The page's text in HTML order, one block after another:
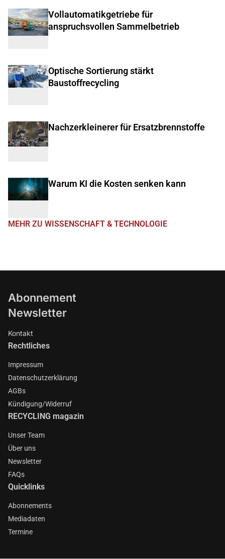
Vollautomatikgetriebe für
anspruchsvollen Sammelbetrieb
Optische Sortierung stärkt
Baustoffrecycling
Nachzerkleinerer für Ersatzbrennstoffe
Warum KI die Kosten senken kann
MEHR ZU WISSENSCHAFT & TECHNOLOGIE
Abonnement
Newsletter
Kontakt
Rechtliches
Impressum
Datenschutzerklärung
AGBs
Kündigung/Widerruf
RECYCLING magazin
Unser Team
Über uns
Newsletter
FAQs
Quicklinks
Abonnements
Mediadaten
Termine